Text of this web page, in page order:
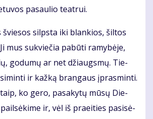
pa­sau­lio te­at­rui.
švie­sos silps­ta iki blan­kios, šil­tos
mus su­kvie­čia pa­bū­ti ra­my­bė­je,
go­du­mų ar net džiaugs­mų. Tie­
ir kaž­ką bran­gaus įpras­min­ti.
taip, ko ge­ro, pa­sa­ky­tų mū­sų Die­
ir, vėl iš pra­ei­ties pa­si­sė­